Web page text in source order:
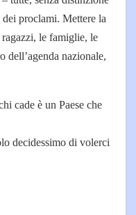
dei proclami. Mettere la
le famiglie, le
dell’agenda nazionale,
cade è un Paese che
decidessimo di volerci